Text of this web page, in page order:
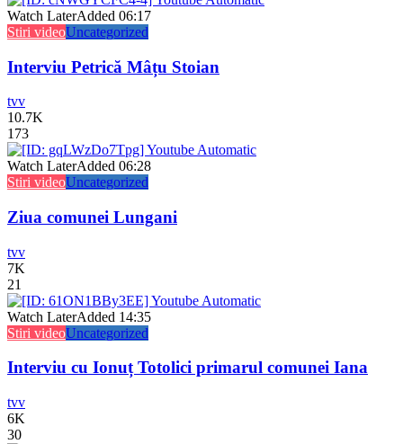
Watch LaterAdded 06:17
Stiri videoUncategorized
Interviu Petrică Mâțu Stoian
tvv
10.7K
173
Watch LaterAdded 06:28
Stiri videoUncategorized
Ziua comunei Lungani
tvv
7K
21
Watch LaterAdded 14:35
Stiri videoUncategorized
Interviu cu Ionuț Totolici primarul comunei Iana
tvv
6K
30